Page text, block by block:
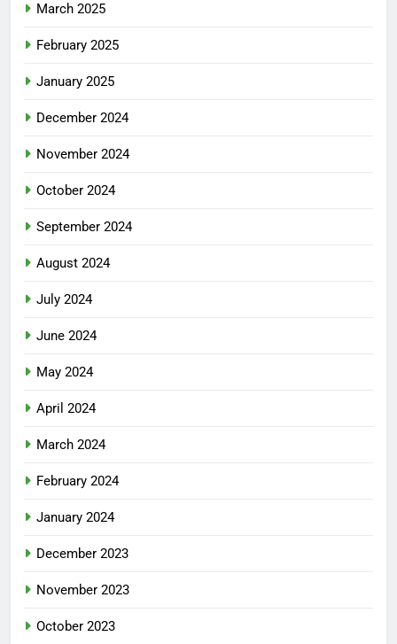
March 2025
February 2025
January 2025
December 2024
November 2024
October 2024
September 2024
August 2024
July 2024
June 2024
May 2024
April 2024
March 2024
February 2024
January 2024
December 2023
November 2023
October 2023